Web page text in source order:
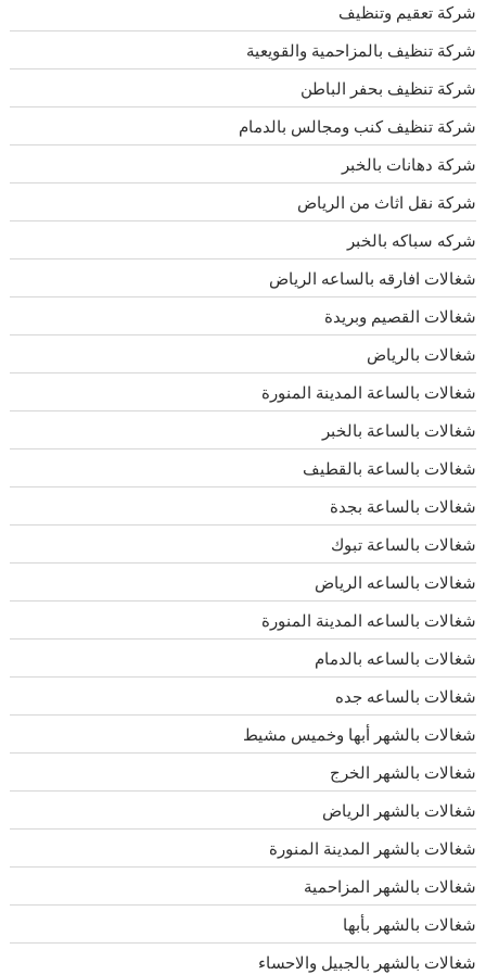
شركة تعقيم وتنظيف
شركة تنظيف بالمزاحمية والقويعية
شركة تنظيف بحفر الباطن
شركة تنظيف كنب ومجالس بالدمام
شركة دهانات بالخبر
شركة نقل اثاث من الرياض
شركه سباكه بالخبر
شغالات افارقه بالساعه الرياض
شغالات القصيم وبريدة
شغالات بالرياض
شغالات بالساعة المدينة المنورة
شغالات بالساعة بالخبر
شغالات بالساعة بالقطيف
شغالات بالساعة بجدة
شغالات بالساعة تبوك
شغالات بالساعه الرياض
شغالات بالساعه المدينة المنورة
شغالات بالساعه بالدمام
شغالات بالساعه جده
شغالات بالشهر أبها وخميس مشيط
شغالات بالشهر الخرج
شغالات بالشهر الرياض
شغالات بالشهر المدينة المنورة
شغالات بالشهر المزاحمية
شغالات بالشهر بأبها
شغالات بالشهر بالجبيل والاحساء